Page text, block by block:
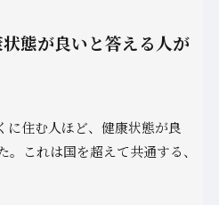
態が良いと答える人が
に住む人ほど、健康状態が良
これは国を超えて共通する、